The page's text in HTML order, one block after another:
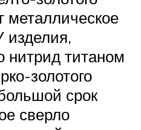
металлическое
изделия,
нитрид титаном
золотого
срок
сверло